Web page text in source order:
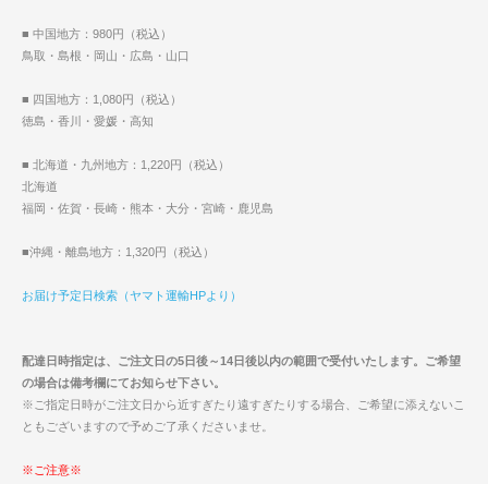
■ 中国地方：980円（税込）
鳥取・島根・岡山・広島・山口
■ 四国地方：1,080円（税込）
徳島・香川・愛媛・高知
■ 北海道・九州地方：1,220円（税込）
北海道
福岡・佐賀・長崎・熊本・大分・宮崎・鹿児島
■沖縄・離島地方：1,320円（税込）
お届け予定日検索（ヤマト運輸HPより）
配達日時指定は、ご注文日の5日後～14日後以内の範囲で受付いたします。ご希望
の場合は備考欄にてお知らせ下さい。
※ご指定日時がご注文日から近すぎたり遠すぎたりする場合、ご希望に添えないこ
ともございますので予めご了承くださいませ。
※ご注意※